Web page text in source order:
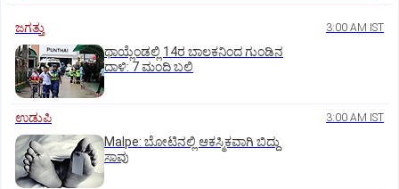
ಜಗತ್ತು 3:00 AM IST
ಥಾಯ್ಲೆಂಡಲ್ಲಿ 14ರ ಬಾಲಕನಿಂದ ಗುಂಡಿನ
ದಾಳಿ: 7 ಮಂದಿ ಬಲಿ
ಉಡುಪಿ 3:00 AM IST
Malpe: ಬೋಟಿನಲ್ಲಿ ಆಕಸ್ಮಿಕವಾಗಿ ಬಿದ್ದು
ಸಾವು